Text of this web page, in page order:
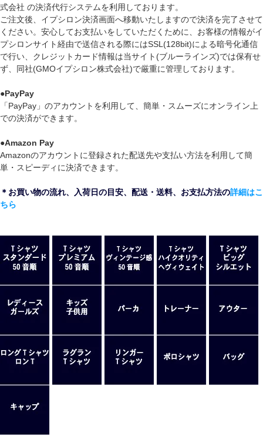
式会社 の決済代行システムを利用しております。
ご注文後、イプシロン決済画面へ移動いたしますので決済を完了させて
ください。安心してお支払いをしていただくために、お客様の情報がイ
プシロンサイト経由で送信される際にはSSL(128bit)による暗号化通信
で行い、クレジットカード情報は当サイト(ブルーラインズ)では保有せ
ず、同社(GMOイプシロン株式会社)で厳重に管理しております。
●PayPay
「PayPay」のアカウントを利用して、簡単・スムーズにオンライン上
での決済ができます。
●Amazon Pay
Amazonのアカウントに登録された配送先や支払い方法を利用して簡
単・スピーディに決済できます。
＊お買い物の流れ、入荷日の目安、配送・送料、お支払方法の詳細はこ
ちら